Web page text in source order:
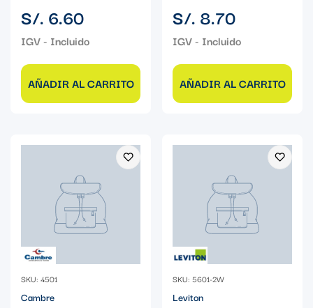
Precio
regular
S/. 6.60
AÑADIR AL CARRITO
Precio
regular
S/. 8.70
AÑADIR AL CARRITO
SKU: 4501
Cambre
SKU: 5601-2W
Leviton